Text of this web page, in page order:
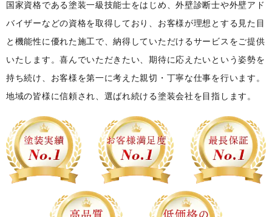
国家資格である塗装一級技能士をはじめ、外壁診断士や外壁アド
バイザーなどの資格を取得しており、お客様が理想とする見た目
と機能性に優れた施工で、納得していただけるサービスをご提供
いたします。喜んでいただきたい、期待に応えたいという姿勢を
持ち続け、お客様を第一に考えた親切・丁寧な仕事を行います。
地域の皆様に信頼され、選ばれ続ける塗装会社を目指します。